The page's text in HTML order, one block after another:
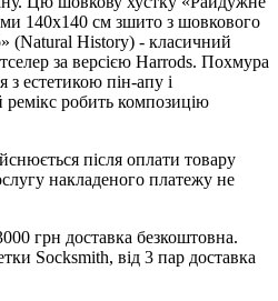
140х140 см зшито з шовкового
(Natural History) - класичний
за версією Harrods. Похмура
з естетикою пін-апу і
робить композицію
після оплати товару
накладеного платежу не
грн доставка безкоштовна.
Socksmith, від 3 пар доставка